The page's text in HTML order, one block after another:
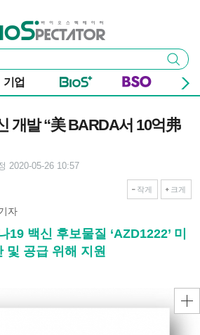
오스펙테이터
검색
기업
개발 “美 BARDA서 10억弗
2020-05-26 10:57
작게 크게
자
백신 후보물질 ‘AZD1222’ 미
및 공급 위해 지원